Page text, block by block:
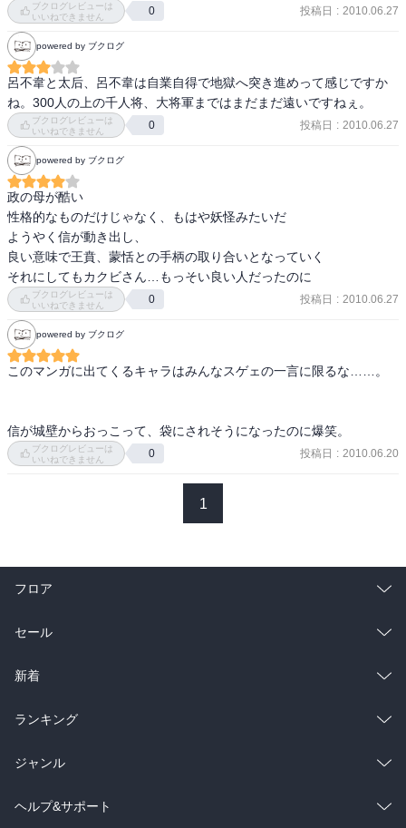
ブクログレビューは
いいねできません
0 投稿日 : 2010.06.27
powered by ブクログ
呂不韋と太后、呂不韋は自業自得で地獄へ突き進めって感じですか
ね。300人の上の千人将、大将軍まではまだまだ遠いですねぇ。
ブクログレビューは
いいねできません
0 投稿日 : 2010.06.27
powered by ブクログ
政の母が酷い
性格的なものだけじゃなく、もはや妖怪みたいだ
ようやく信が動き出し、
良い意味で王賁、蒙恬との手柄の取り合いとなっていく
それにしてもカクビさん…もっそい良い人だったのに
ブクログレビューは
いいねできません
0 投稿日 : 2010.06.27
powered by ブクログ
このマンガに出てくるキャラはみんなスゲェの一言に限るな……。
信が城壁からおっこって、袋にされそうになったのに爆笑。
ブクログレビューは
いいねできません
0 投稿日 : 2010.06.20
1
フロア
総合
ラノベ
雑誌・グラビア
BL・TL
セール
総合
ラノベ
雑誌・グラビア
BL・TL
新着
総合
ラノベ
雑誌・グラビア
ランキング
総合
ラノベ
ジャンル
コミック
ヘルプ&サポート